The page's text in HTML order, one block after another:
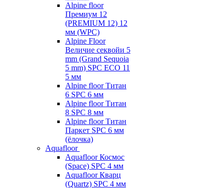
Alpine floor
Премиум 12
(PREMIUM 12) 12
мм (WPC)
Alpine Floor
Величие секвойи 5
mm (Grand Sequoia
5 mm) SPC ECO 11
5 мм
Alpine floor Титан
6 SPC 6 мм
Alpine floor Титан
8 SPC 8 мм
Alpine floor Титан
Паркет SPC 6 мм
(ёлочка)
Aquafloor
Aquafloor Космос
(Space) SPC 4 мм
Aquafloor Кварц
(Quartz) SPC 4 мм